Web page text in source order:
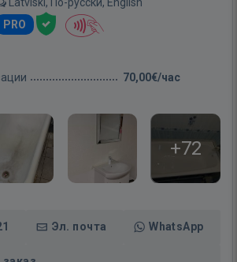
PRO
70,00€/час
+72
Эл. почта WhatsApp